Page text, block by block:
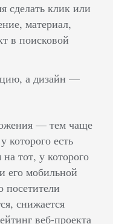
сделать клик или
материал,
в поисковой
а дизайн —
— тем чаще
которого есть
тот, у которого
его мобильной
снижается
веб-проекта